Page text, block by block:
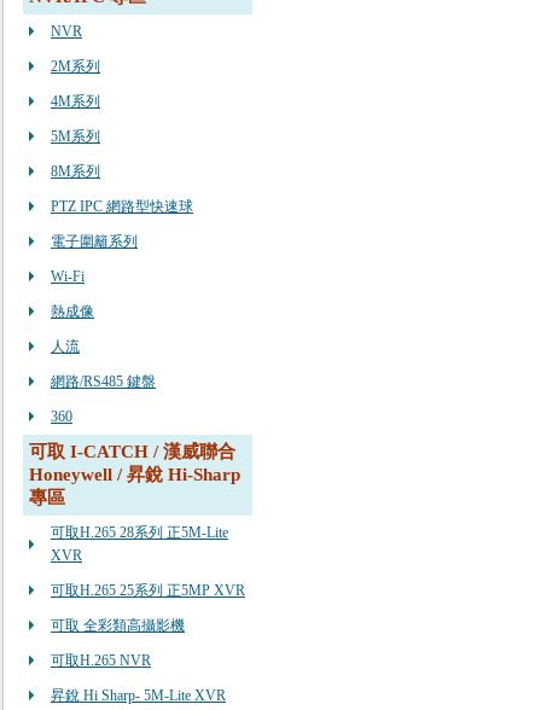
NVR
2M系列
4M系列
5M系列
8M系列
PTZ IPC 網路型快速球
電子圍籬系列
Wi-Fi
熱成像
人流
網路/RS485 鍵盤
360
可取 I-CATCH / 漢威聯合
Honeywell / 昇銳 Hi-Sharp
專區
可取H.265 28系列 正5M-Lite
XVR
可取H.265 25系列 正5MP XVR
可取 全彩類高攝影機
可取H.265 NVR
昇銳 Hi Sharp- 5M-Lite XVR